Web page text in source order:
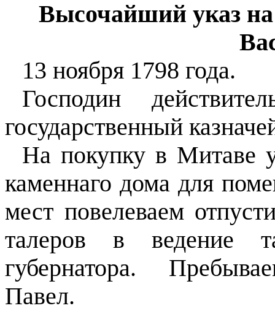
Высочайшийуказ
13 ноября 1798 года.
Господин
государственный
На покупку в Митаве
каменнаго дома для
мест повелеваем
талеров в ведение
губернатора.
Павел.